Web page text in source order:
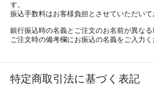
す。
振込手数料はお客様負担とさせていただいて
銀行振込時の名義とご注文のお名前が異なる
ご注文時の備考欄にお振込の名義をご入力く
特定商取引法に基づく表記